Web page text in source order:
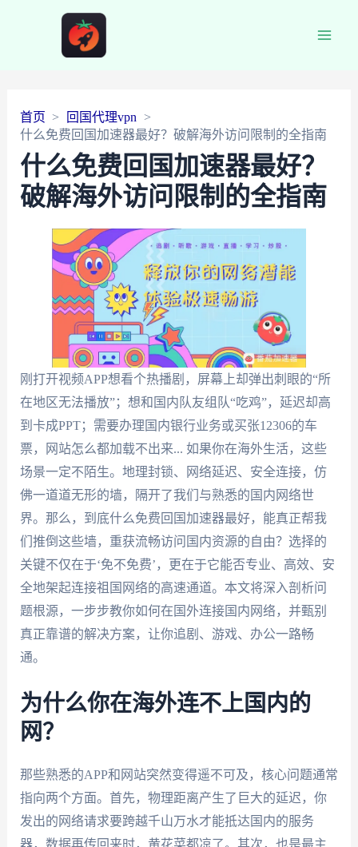
首页
回国代理vpn
什么免费回国加速器最好？破解海外访问限制的全指南
什么免费回国加速器最好？
破解海外访问限制的全指南
刚打开视频APP想看个热播剧，屏幕上却弹出刺眼的“所
在地区无法播放”；想和国内队友组队“吃鸡”，延迟却高
到卡成PPT；需要办理国内银行业务或买张12306的车
票，网站怎么都加载不出来... 如果你在海外生活，这些
场景一定不陌生。地理封锁、网络延迟、安全连接，仿
佛一道道无形的墙，隔开了我们与熟悉的国内网络世
界。那么，到底什么免费回国加速器最好，能真正帮我
们推倒这些墙，重获流畅访问国内资源的自由？选择的
关键不仅在于‘免不免费’，更在于它能否专业、高效、安
全地架起连接祖国网络的高速通道。本文将深入剖析问
题根源，一步步教你如何在国外连接国内网络，并甄别
真正靠谱的解决方案，让你追剧、游戏、办公一路畅
通。
为什么你在海外连不上国内的
网？
那些熟悉的APP和网站突然变得遥不可及，核心问题通常
指向两个方面。首先，物理距离产生了巨大的延迟，你
发出的网络请求要跨越千山万水才能抵达国内的服务
器，数据再传回来时，黄花菜都凉了。其次，也是最主